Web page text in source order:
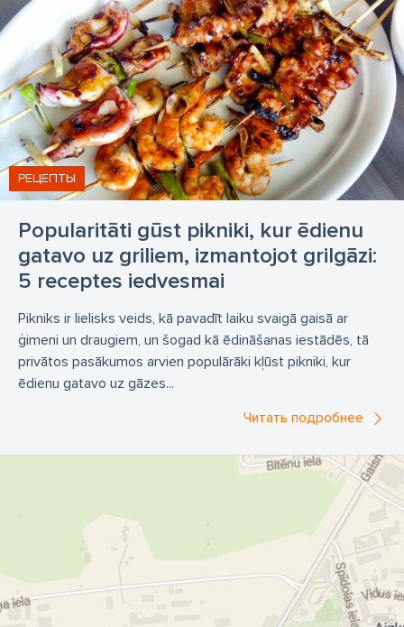
Popularitāti gūst pikniki, kur ēdienu
gatavo uz griliem, izmantojot grilgāzi:
5 receptes iedvesmai
РЕЦЕПТЫ
Pikniks ir lielisks veids, kā pavadīt laiku svaigā gaisā ar
ģimeni un draugiem, un šogad kā ēdināšanas iestādēs, tā
privātos pasākumos arvien populārāki kļūst pikniki, kur
ēdienu gatavo uz gāzes...
Читать подробнее